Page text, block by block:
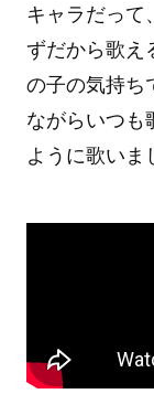
キャラだって
ずだから歌え
の子の気持ち
ながらいつも
ように歌いま